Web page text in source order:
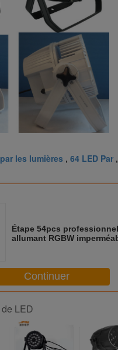
les lumières , 64 LED Par ,
Étape 54pcs
allumant RGBW
Continuer
LED